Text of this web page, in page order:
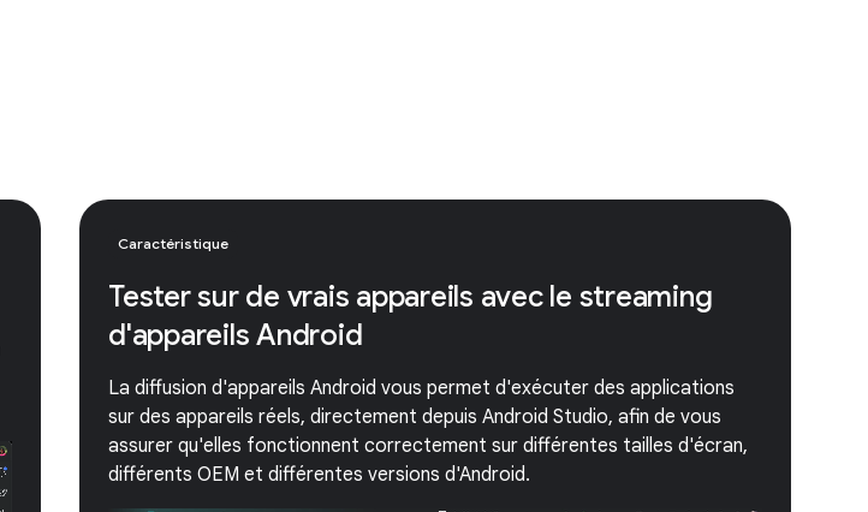
Caractéristique
Tester sur de vrais appareils avec le streaming
d'appareils Android
La diffusion d'appareils Android vous permet d'exécuter des applications
sur des appareils réels, directement depuis Android Studio, afin de vous
assurer qu'elles fonctionnent correctement sur différentes tailles d'écran,
différents OEM et différentes versions d'Android.